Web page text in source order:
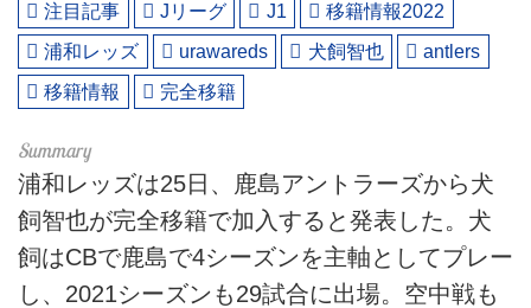
注目記事 Jリーグ J1
移籍情報2022
浦和レッズ
urawareds 犬飼智也
antlers
移籍情報
完全移籍
浦和レッズは25日、鹿島アントラーズから犬
飼智也が完全移籍で加入すると発表した。犬
飼はCBで鹿島で4シーズンを主軸としてプレー
し、2021シーズンも29試合に出場。空中戦も